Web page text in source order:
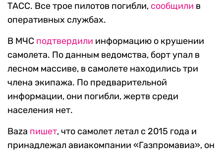
ТАСС. Все трое пилотов погибли, сообщили в
оперативных службах.
В МЧС подтвердили информацию о крушении
самолета. По данным ведомства, борт упал в
лесном массиве, в самолете находились три
члена экипажа. По предварительной
информации, они погибли, жертв среди
населения нет.
Baza пишет, что самолет летал с 2015 года и
принадлежал авиакомпании «Газпромавиа», он